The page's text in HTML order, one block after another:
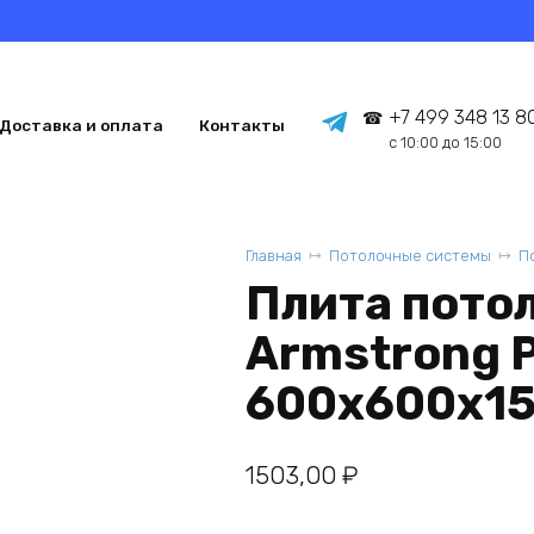
Доставка и оплата Контакты +7 499 348 13
с 10:00 до 15:00
Главная Потолочные системы
Плита
Armstrong
1503,00 ₽